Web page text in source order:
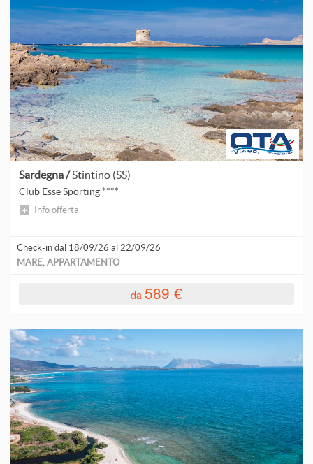
Sardegna /Stintino (SS)
Club Esse Sporting ****
Info offerta
Check-in dal 18/09/26 al 22/09/26
MARE, APPARTAMENTO
da 589 €